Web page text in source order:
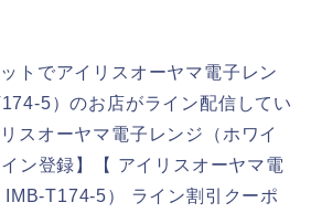
トでアイリスオーヤマ電子レン
5）のお店がライン配信してい
スオーヤマ電子レンジ（ホワイ
ン登録】【 アイリスオーヤマ電
T174-5） ライン割引クーポ